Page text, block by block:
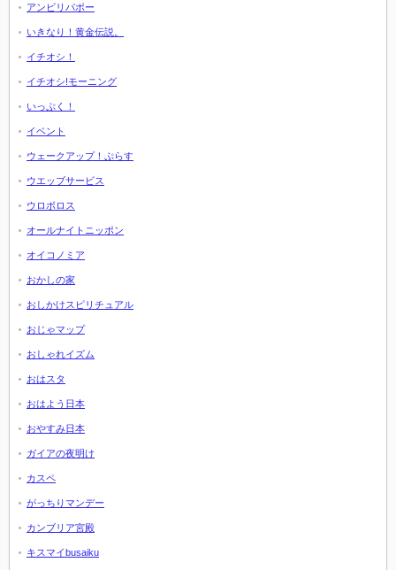
アンビリバボー
いきなり！黄金伝説。
イチオシ！
イチオシ!モーニング
いっぷく！
イベント
ウェークアップ！ぷらす
ウエッブサービス
ウロボロス
オールナイトニッポン
オイコノミア
おかしの家
おしかけスピリチュアル
おじゃマップ
おしゃれイズム
おはスタ
おはよう日本
おやすみ日本
ガイアの夜明け
カスペ
がっちりマンデー
カンブリア宮殿
キスマイbusaiku